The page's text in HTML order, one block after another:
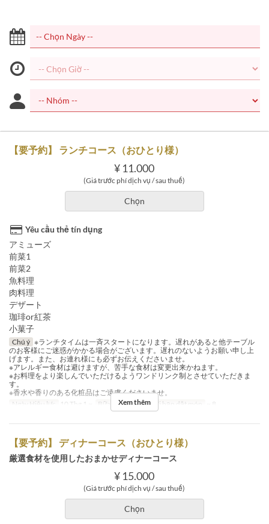
【要予約】 ランチコース（おひとり様）
¥ 11.000
(Giá trước phí dịch vụ / sau thuế)
Chọn
Yêu cầu thẻ tín dụng
アミューズ
前菜1
前菜2
魚料理
肉料理
デザート
珈琲or紅茶
小菓子
Chú ý ※ランチタイムは一斉スタートになります。遅れがあると他テーブル
のお客様にご迷惑がかかる場合がございます。遅れのないようお願い申し上
げます。また、お連れ様にも必ずお伝えくださいませ。
※アレルギー食材は避けますが、苦手な食材は変更出来かねます。
※お料理をより楽しんでいただけるようワンドリンク制とさせていただきま
す。
※香水や香りのある化粧品はご遠慮くださいませ。
Ngày Hiệu lực
10 Thg 1 ~ Bữa Bữa trưa Giới hạn dặt món ~ 8
Xem thêm
【要予約】 ディナーコース（おひとり様）
厳選食材を使用したおまかせディナーコース
¥ 15.000
(Giá trước phí dịch vụ / sau thuế)
Chọn